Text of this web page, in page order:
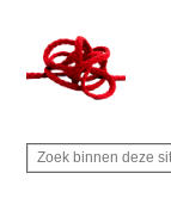
naar
de
inhoud
secondary
naar
de
sidebar
naar
de
Rechts
Z
Z